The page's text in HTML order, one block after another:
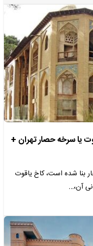
یا سرخه حصار تهران +
بنا شده است، کاخ یاقوت
آن،…